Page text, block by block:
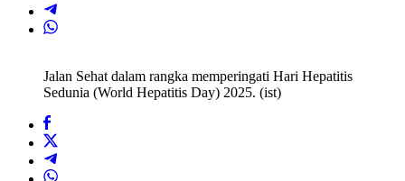
Jalan Sehat dalam rangka memperingati Hari Hepatitis
Sedunia (World Hepatitis Day) 2025. (ist)